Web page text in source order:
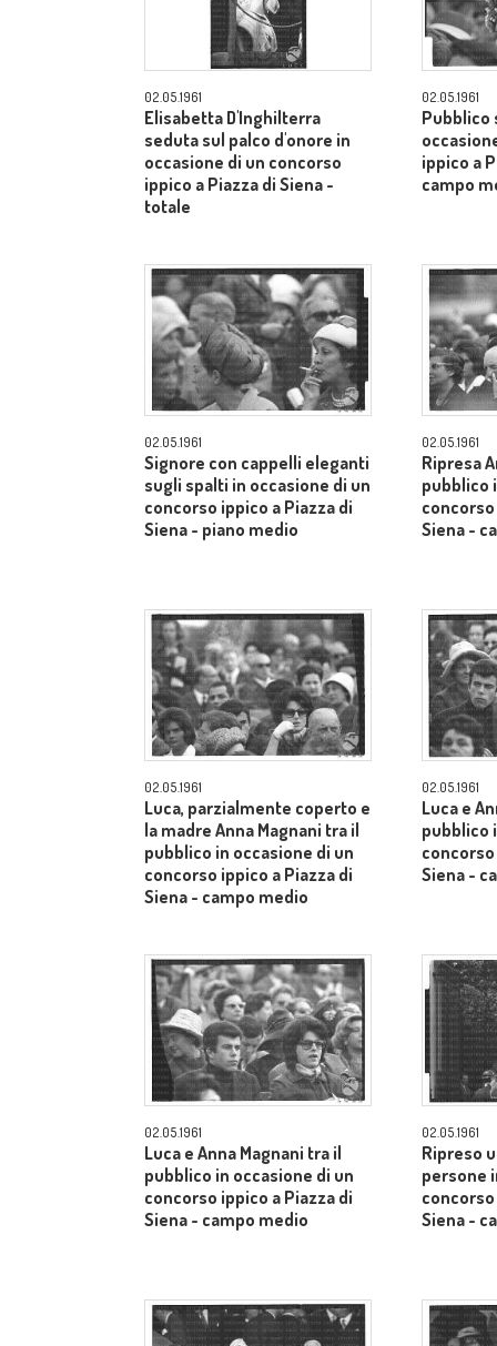
02.05.1961
Elisabetta D'Inghilterra
seduta sul palco d'onore in
occasione di un concorso
ippico a Piazza di Siena -
totale
02.05.1961
Pubblico
ippico a
campo
02.05.1961
Signore con cappelli eleganti
sugli spalti in occasione di un
concorso ippico a Piazza di
Siena - piano medio
02.05.1961
Ripresa
pubblico
Siena -
02.05.1961
Luca, parzialmente coperto e
la madre Anna Magnani tra il
pubblico in occasione di un
concorso ippico a Piazza di
Siena - campo medio
02.05.1961
Luca e
pubblico
Siena -
02.05.1961
Luca e Anna Magnani tra il
pubblico in occasione di un
concorso ippico a Piazza di
Siena - campo medio
02.05.1961
Ripreso
persone
Siena -